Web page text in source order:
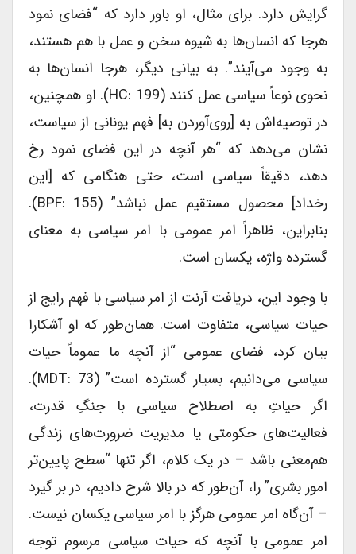
گرایش دارد. برای مثال، او باور دارد که “فضای نمود
هرجا که انسان‌ها به شیوه سخن و عمل با هم هستند،
به وجود می‌آیند”. به بیانی دیگر، هرجا انسان‌ها به
نحوی نوعاً سیاسی عمل کنند (HC: 199). او همچنین،
در توصیه‌اش به [روی‌آوردن به] فهم یونانی از سیاست،
نشان می‌دهد که “هر آنچه در این فضای نمود رخ
دهد، دقیقاً سیاسی است، حتی هنگامی که [این
رخداد] محصول مستقیم عمل نباشد” (BPF: 155).
بنابراین، ظاهراً امر عمومی با امر سیاسی به معنای
گسترده واژه، یکسان است.
با وجود این، دریافت آرنت از امر سیاسی با فهم رایج از
حیات سیاسی، متفاوت است. همان‌طور که او آشکارا
بیان کرد، فضای عمومی “از آنچه ما عموماً حیات
سیاسی می‌دانیم، بسیار گسترده است” (MDT: 73).
اگر حیاتِ به اصطلاح سیاسی با جنگِ قدرت،
فعالیت‌های حکومتی یا مدیریت ضرورت‌های زندگی
هم‌معنی باشد – در یک کلام، اگر تنها “سطح پایین‌تر
امور بشری” را، آن‌طور که در بالا شرح دادیم، در بر گیرد
– آن‌گاه امر عمومی هرگز با امر سیاسی یکسان نیست.
امر عمومی با آنچه که حیات سیاسی مرسوم توجه